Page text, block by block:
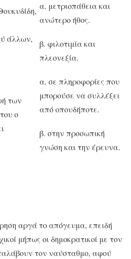
άλλων,
α. μετριοπάθεια και
ανώτερο ήθος.
β. φιλοτιμία και
πλεονεξία.
των
ο
α. σε πληροφορίες που
μπορούσε να συλλέξει
από οπουδήποτε.
β. στην προσωπική
γνώση και την έρευνα.
αργά το απόγευμα, επειδή
μήπως οι δημοκρατικοί με τον
τον ναύσταθμο, αφού